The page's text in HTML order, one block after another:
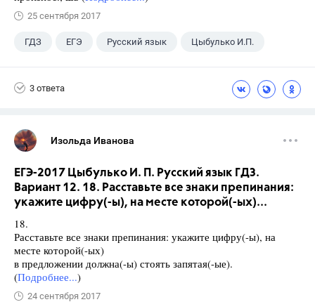
25 сентября 2017
ГДЗ ЕГЭ Русский язык Цыбулько И.П.
3 ответа
Изольда Иванова
ЕГЭ-2017 Цыбулько И. П. Русский язык ГДЗ.
Вариант 12. 18. Расставьте все знаки препинания:
укажите цифру(-ы), на месте которой(-ых)...
18.
Расставьте все знаки препинания: укажите цифру(-ы), на
месте которой(-ых)
в предложении должна(-ы) стоять запятая(-ые).
(Подробнее...)
24 сентября 2017